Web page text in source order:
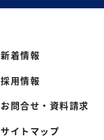
新着情報
採用情報
お問合せ・資料請求
サイトマップ